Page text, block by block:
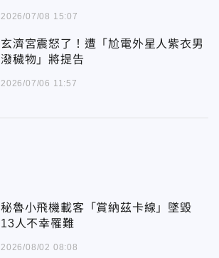
2026/07/08 15:07
玄濟宮震怒了！遭「尬電外星人紫衣男
潑穢物」將提告
2026/07/06 11:57
秘魯小飛機載客「賞納茲卡線」墜毀
13人不幸罹難
2026/08/02 08:08